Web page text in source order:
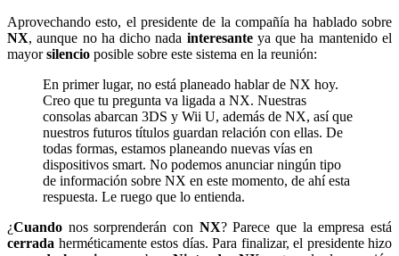
Aprovechando esto, el presidente de la compañía ha hablado sobre
NX, aunque no ha dicho nada interesanteya que ha mantenido el
mayorsilencio posible sobre este sistema en la reunión:
En primer lugar, no está planeado hablar de NX hoy.
Creo que tu pregunta va ligada a NX. Nuestras
consolas abarcan 3DS y Wii U, además de NX, así que
nuestros futuros títulos guardan relación con ellas. De
todas formas, estamos planeando nuevas vías en
dispositivos smart. No podemos anunciar ningún tipo
de información sobre NX en este momento, de ahí esta
respuesta. Le ruego que lo entienda.
¿Cuando nos sorprenderán con NX? Parece que la empresa está
cerrada herméticamente estos días. Para finalizar, el presidente hizo